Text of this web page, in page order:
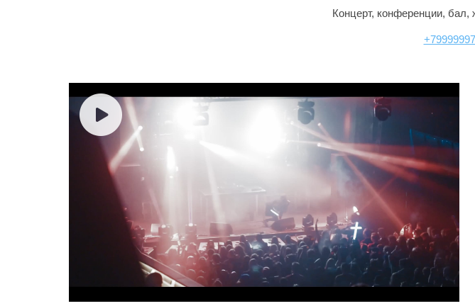
Концерт, конференции, бал,